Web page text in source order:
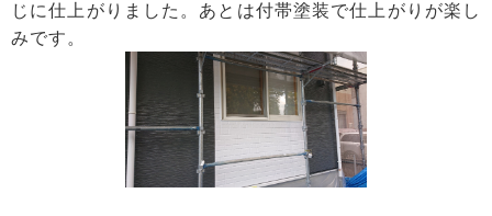
じに仕上がりました。あとは付帯塗装で仕上がりが楽し
みです。